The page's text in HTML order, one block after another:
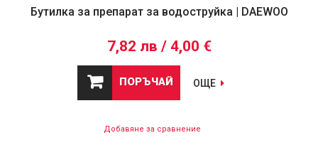
Бутилка за препарат за водоструйка | DAEWOO
7,82 лв / 4,00 €
ПОРЪЧАЙ ОЩЕ
Добавяне за сравнение